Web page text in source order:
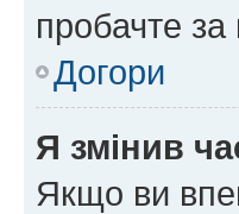
пробачте
Догори
Я змінив
Якщо ви